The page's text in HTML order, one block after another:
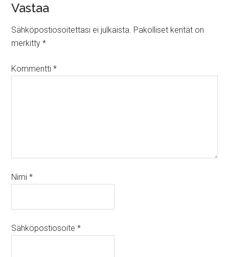
Vastaa
Sähköpostiosoitettasi ei julkaista. Pakolliset kentät on
merkitty*
Kommentti*
Nimi*
Sähköpostiosoite*